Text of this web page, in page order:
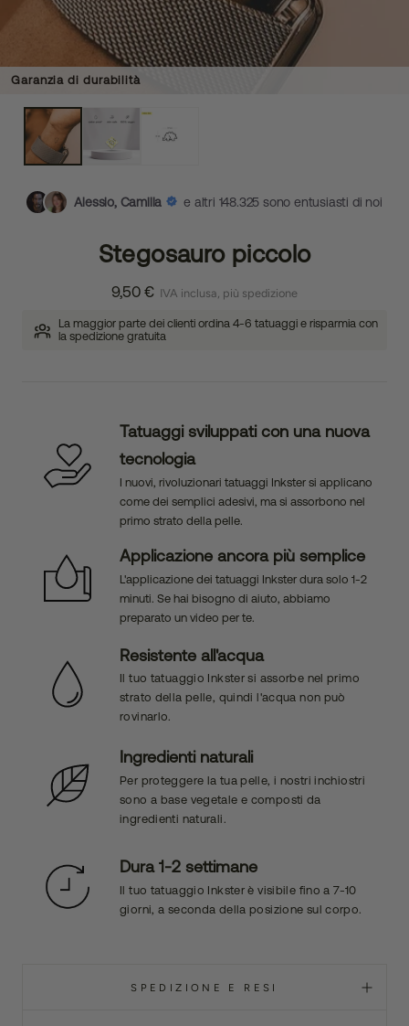
Garanzia di durabilità
Alessio, Camilla e altri 148.325 sono entusiasti di noi
Stegosauro piccolo
9,50 € IVA inclusa, più spedizione
La maggior parte dei clienti ordina 4-6 tatuaggi e risparmia con
la spedizione gratuita
Tatuaggi sviluppati con una nuova
tecnologia
I nuovi, rivoluzionari tatuaggi Inkster si applicano
come dei semplici adesivi, ma si assorbono nel
primo strato della pelle.
Applicazione ancora più semplice
L'applicazione dei tatuaggi Inkster dura solo 1-2
minuti. Se hai bisogno di aiuto, abbiamo
preparato un video per te.
Resistente all'acqua
Il tuo tatuaggio Inkster si assorbe nel primo
strato della pelle, quindi l'acqua non può
rovinarlo.
Ingredienti naturali
Per proteggere la tua pelle, i nostri inchiostri
sono a base vegetale e composti da
ingredienti naturali.
Dura 1-2 settimane
Il tuo tatuaggio Inkster è visibile fino a 7-10
giorni, a seconda della posizione sul corpo.
SPEDIZIONE E RESI